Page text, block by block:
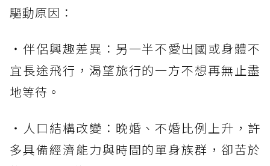
驅動原因：
・伴侶興趣差異：另一半不愛出國或身體不
宜長途飛行，渴望旅行的一方不想再無止盡
地等待。
・人口結構改變：晚婚、不婚比例上升，許
多具備經濟能力與時間的單身族群，卻苦於